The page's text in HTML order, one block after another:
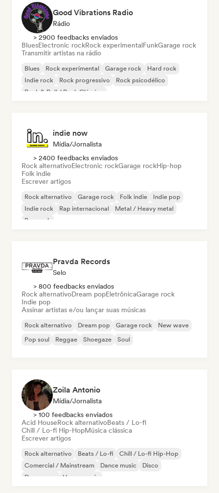
Good Vibrations Radio
Rádio
> 2900 feedbacks enviados
BluesElectronic rockRock experimentalFunkGarage rock
Transmitir artistas na rádio
Blues Rock experimental Garage rock
Hard rock
Indie rock
Rock progressivo
Rock psicodélico
Rock & Roll / Rock Clássico
indie now
Mídia/Jornalista
> 2400 feedbacks enviados
Rock alternativoElectronic rockGarage rockHip-hop
Folk indie
Escrever artigos
Rock alternativo Garage rock Folk indie
Indie pop
Indie rock
Rap internacional
Metal / Heavy metal
Pop rock
Pravda Records
Selo
> 800 feedbacks enviados
Rock alternativoDream popEletrônicaGarage rock
Indie pop
Assinar artistas e/ou lançar suas músicas
Rock alternativo Dream pop Garage rock
New wave
Pop soul
Reggae Shoegaze Soul
Zoila Antonio
Mídia/Jornalista
> 100 feedbacks enviados
Acid HouseRock alternativoBeats / Lo-fi
Chill / Lo-fi Hip-HopMúsica clássica
Escrever artigos
Rock alternativo Beats / Lo-fi
Chill / Lo-fi Hip-Hop
Comercial / Mainstream
Dance music
Disco
Dream pop
House music